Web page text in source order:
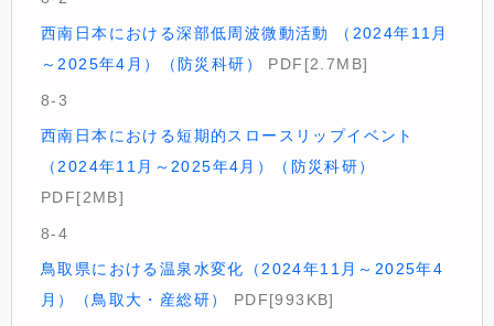
西南日本における深部低周波微動活動 （2024年11月
～2025年4月）（防災科研）
PDF[2.7MB]
8-3
西南日本における短期的スロースリップイベント
（2024年11月～2025年4月）（防災科研）
PDF[2MB]
8-4
鳥取県における温泉水変化（2024年11月～2025年4
月）（鳥取大・産総研）
PDF[993KB]